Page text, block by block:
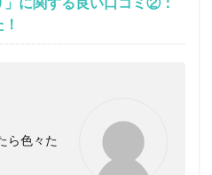
ら色々た